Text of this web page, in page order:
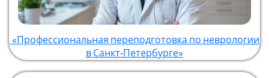
«Профессиональная переподготовка по неврологии
в Санкт‑Петербурге»